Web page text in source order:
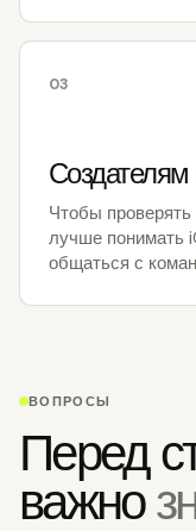
03
Создателям
Чтобы
лучше понимать
общаться с
ВОПРОСЫ
Перед
важно